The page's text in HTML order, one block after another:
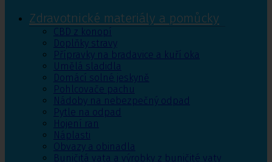
Zdravotnické materiály a pomůcky
CBD z konopí
Doplňky stravy
Přípravky na bradavice a kuří oka
Umělá sladidla
Domácí solné jeskyně
Pohlcovače pachu
Nádoby na nebezpečný odpad
Pytle na odpad
Hojení ran
Náplasti
Obvazy a obinadla
Buničitá vata a výrobky z buničité vaty